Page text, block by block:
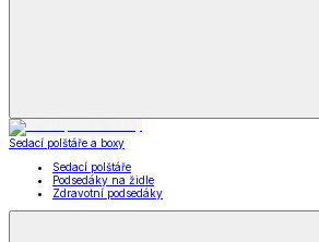
Sedací polštáře a boxy
Sedací polštáře
Podsedáky na židle
Zdravotní podsedáky